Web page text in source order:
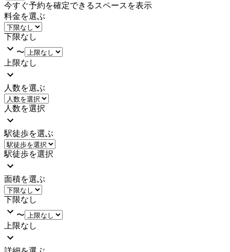
今すぐ予約を確定できるスペースを表示
料金を選ぶ
下限なし
〜
上限なし
人数を選ぶ
人数を選択
駅徒歩を選ぶ
駅徒歩を選択
面積を選ぶ
下限なし
〜
上限なし